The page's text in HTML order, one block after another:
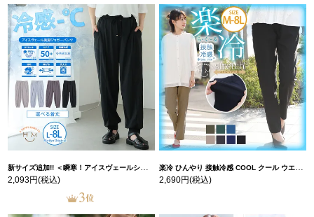
新サイズ追加!! ＜瞬寒！アイスヴェールシリーズ＞ 美脚 ジョガーパンツ 【ウェストゴム】 【ストレッチ】 | 大きいサイズの通販ならハッピーマリリン
2,093円(税込)
楽冷 ひんやり 接触冷感 COOL クール ウエストゴム 楽ちん ストレッチ 美脚 レギパン 【ストレッチ】 | 大きいサイズの通販ならハッピーマリリン
2,690円(税込)